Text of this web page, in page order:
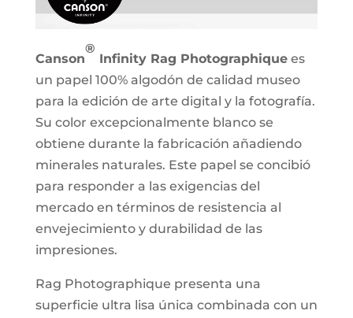
Canson
®
Infinity Rag Photographiquees
un papel 100% algodón de calidad museo
para la edición de arte digital y la fotografía.
Su color excepcionalmente blanco se
obtiene durante la fabricación añadiendo
minerales naturales. Este papel se concibió
para responder a las exigencias del
mercado en términos de resistencia al
envejecimiento y durabilidad de las
impresiones.
Rag Photographique presenta una
superficie ultra lisa única combinada con un